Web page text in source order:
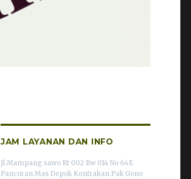
JAM LAYANAN DAN INFO
Jl.Mampang sawo Rt 002 Rw 014 No 64E
Pancoran Mas Depok Kontrakan Pak Gono